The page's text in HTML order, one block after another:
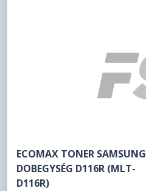
ECOMAX TONER SAMSUNG
DOBEGYSÉG D116R (MLT-
D116R)